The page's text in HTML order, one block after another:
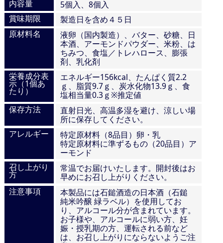
内容量
5個入、8個入
賞味期限
製造日を含め４５日
原材料名
液卵（国内製造）、バター、砂糖、日
本酒、アーモンドパウダー、米粉、は
ちみつ、食塩／トレハロース、膨張
剤、乳化剤
栄養成分表
示（1個あ
たり）
エネルギー156kcal、たんぱく質2.2
ｇ、脂質9.7ｇ、炭水化物13.9ｇ、食
塩相当量0.3ｇ※推定値
保存方法
直射日光、高温多湿を避け、涼しい場
所に保存してください。
アレルギー
特定原材料（8品目）卵・乳
特定原材料に準ずるもの（20品目）ア
ーモンド
召し上がり
方
常温でお届けいたします。開封後はお
早めにお召し上がりください。
注意事項
本製品には石鎚酒造の日本酒（石鎚
純米吟醸 緑ラベル）を使用してお
り、アルコール分が含まれています。
お子様や、アルコールに弱い方、妊
娠・授乳期の方、運転される前など
は、お召し上がりにならないようご注